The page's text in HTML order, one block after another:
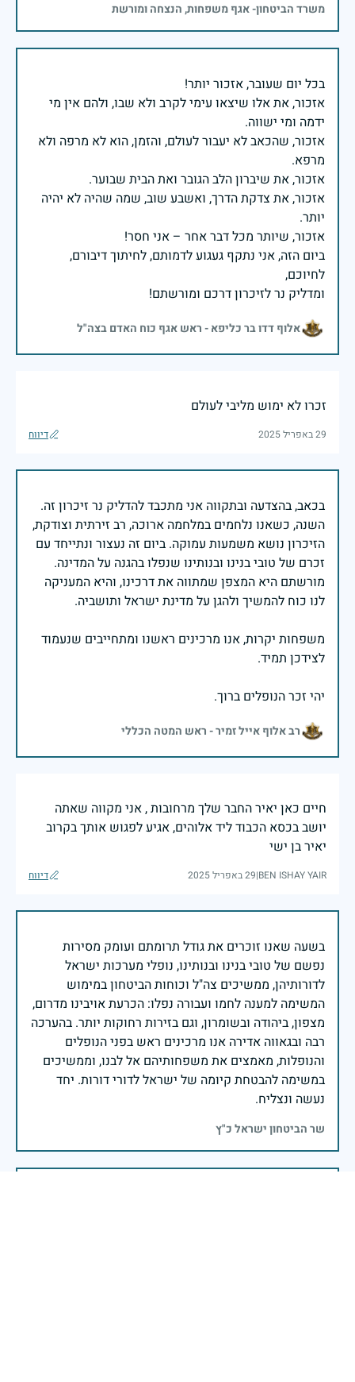
משרד הביטחון- אגף משפחות, הנצחה ומורשת
אזכור, את אלו שיצאו עימי לקרב ולא שבו, ולהם אין מי
אזכור, שהכאב לא יעבור לעולם, והזמן, הוא לא מרפה ולא
אזכור, את צדקת הדרך, ואשבע שוב, שמה שהיה לא יהיה
ביום הזה, אני נתקף געגוע לדמותם, לחיתוך דיבורם,
ומדליק נר לזיכרון דרכם ומורשתם!
אלוף דדו בר כליפא - ראש אגף כוח האדם בצה"ל
זכרו לא ימוש מליבי לעולם
29 באפריל 2025 דיווח
בכאב, בהצדעה ובתקווה אני מתכבד להדליק נר זיכרון זה.
השנה, כשאנו נלחמים במלחמה ארוכה, רב זירתית וצודקת,
הזיכרון נושא משמעות עמוקה. ביום זה נעצור ונתייחד עם
זכרם של טובי בנינו ובנותינו שנפלו בהגנה על המדינה.
מורשתם היא המצפן שמתווה את דרכינו, והיא המעניקה
משפחות יקרות, אנו מרכינים ראשנו ומתחייבים שנעמוד
יהי זכר הנופלים ברוך.
רב אלוף אייל זמיר - ראש המטה הכללי
חיים כאן יאיר החבר שלך מרחובות , אני מקווה שאתה
יושב בכסא הכבוד ליד אלוהים, אגיע לפגוש אותך בקרוב
יאיר בן ישי
BEN ISHAY YAIR
|29 באפריל 2025 דיווח
בשעה שאנו זוכרים את גודל תרומתם ועומק מסירות
נפשם של טובי בנינו ובנותינו, נופלי מערכות ישראל
לדורותיהן, ממשיכים צה"ל וכוחות הביטחון במימוש
המשימה למענה לחמו ועבורה נפלו: הכרעת אויבינו מדרום,
מצפון, ביהודה ובשומרון, וגם בזירות רחוקות יותר. בהערכה
רבה ובגאווה אדירה אנו מרכינים ראש בפני הנופלים
והנופלות, מאמצים את משפחותיהם אל לבנו, וממשיכים
במשימה להבטחת קיומה של ישראל לדורי דורות. יחד
נעשה ונצליח.
שר הביטחון ישראל כ"ץ